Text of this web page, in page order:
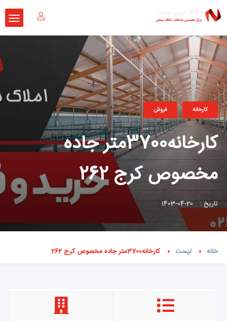
کارخانه فروش
کارخانه3700متر جاده
مخصوص کرج 262
تاریخ : 20-04-1403
خانه لیست کارخانه3700متر جاده مخصوص کرج 262